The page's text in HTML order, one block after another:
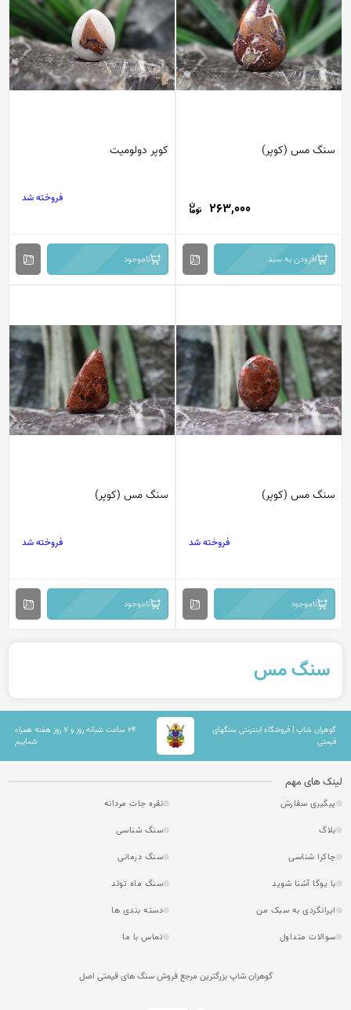
سنگ مس (کوپر)
263,000
افزودن به سبد
کوپر دولومیت
فروخته شد
ناموجود
سنگ مس (کوپر)
فروخته شد
ناموجود
سنگ مس (کوپر)
فروخته شد
ناموجود
سنگ مس
گوهران شاپ | فروشگاه اینترنتی سنگهای
قیمتی
۲۴ ساعت شبانه روز و ۷ روز هفته همراه
شماییم
لینک های مهم
پیگیری سفارش
نقره جات مردانه
بلاگ
سنگ شناسی
چاکرا شناسی
سنگ درمانی
با یوگا آشنا شوید
سنگ ماه تولد
ایرانگردی به سبک من
دسته بندی ها
سوالات متداول
تماس با ما
گوهران شاپ بزرگترین مرجع فروش سنگ های قیمتی اصل